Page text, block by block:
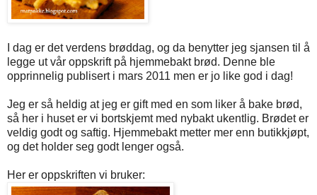
I dag er det verdens brøddag, og da benytter jeg sjansen til å
legge ut vår oppskrift på hjemmebakt brød. Denne ble
opprinnelig publisert i mars 2011 men er jo like god i dag!
Jeg er så heldig at jeg er gift med en som liker å bake brød,
så her i huset er vi bortskjemt med nybakt ukentlig. Brødet er
veldig godt og saftig. Hjemmebakt metter mer enn butikkjøpt,
og det holder seg godt lenger også.
Her er oppskriften vi bruker: